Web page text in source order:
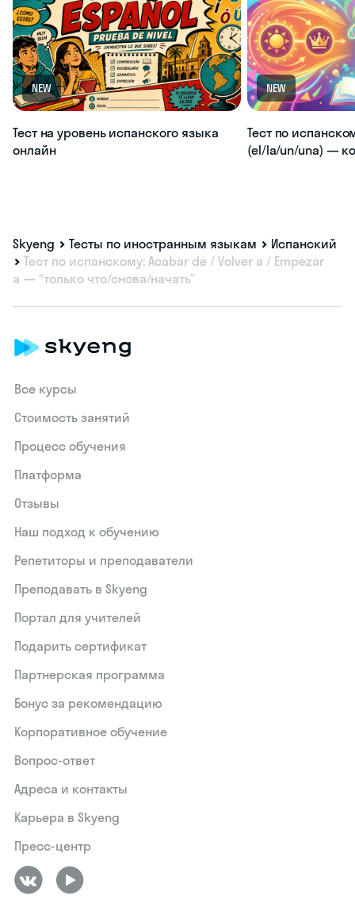
NEW
Тест на уровень испанского языка
онлайн
NEW
Тест по
(el/la/un/una) —
Skyeng Тесты по иностранным языкам
Испанский
Тест по испанскому: Acabar de / Volver a / Empezar
a — “только что/снова/начать”
Все курсы
Стоимость занятий
Процесс обучения
Платформа
Отзывы
Наш подход к обучению
Репетиторы и преподаватели
Преподавать в Skyeng
Портал для учителей
Подарить сертификат
Партнерская программа
Бонус за рекомендацию
Корпоративное обучение
Вопрос-ответ
Адреса и контакты
Карьера в Skyeng
Пресс-центр